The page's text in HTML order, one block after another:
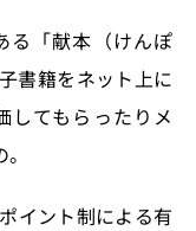
る「献本（けんぽ
書籍をネット上に
してもらったりメ
イント制による有